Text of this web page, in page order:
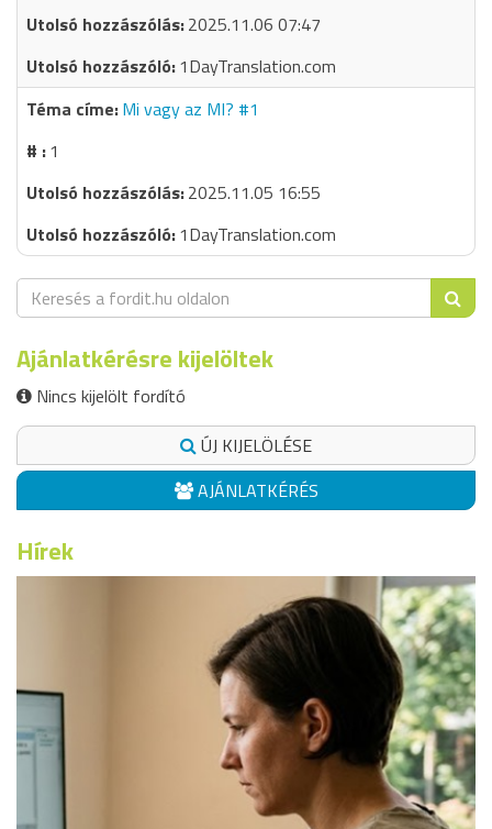
2025.11.06 07:47
1DayTranslation.com
Mi vagy az MI? #1
1
2025.11.05 16:55
1DayTranslation.com
Ajánlatkérésre kijelöltek
Nincs kijelölt fordító
ÚJ KIJELÖLÉSE
AJÁNLATKÉRÉS
Hírek